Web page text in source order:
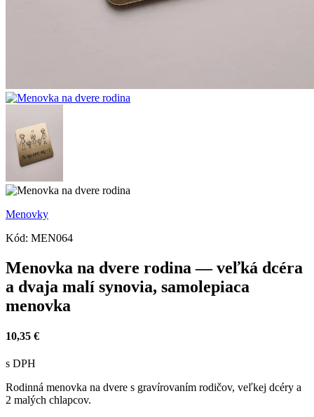
Menovky
Kód: MEN064
Menovka na dvere rodina — veľká dcéra
a dvaja malí synovia, samolepiaca
menovka
10,35 €
s DPH
Rodinná menovka na dvere s gravírovaním rodičov, veľkej dcéry a
2 malých chlapcov.